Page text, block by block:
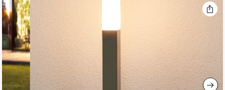
the
end
of
the
images
gallery